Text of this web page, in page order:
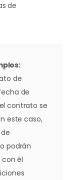
de
de
de
contrato se
este caso,
podrán
con él